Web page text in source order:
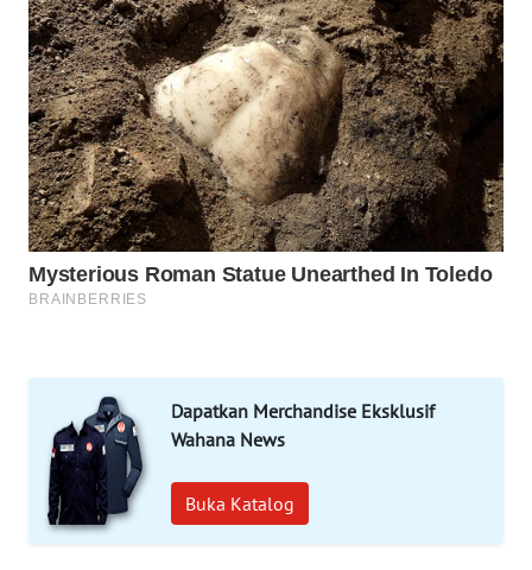
Dapatkan Merchandise Eksklusif
Wahana News
Buka Katalog
WAHANA
Wahana
Network
KONSUMEN
LISTRIK
MASYARAKAT
KELISTRIKAN
MAWAKA
ID
MARTABAT
NET